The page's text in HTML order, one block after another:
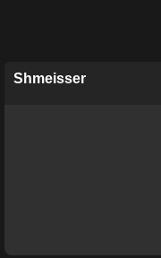
Shmeisser